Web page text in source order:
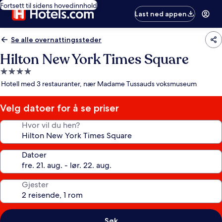
Fortsett til sidens hovedinnhold
Last ned appen
Se alle overnattingssteder
Hilton New York Times Square
Overnattingssted
med
stjerner
Hotell med 3 restauranter, nær Madame Tussauds voksmuseum
Velg datoer for å se priser
Hvor vil du hen?
Datoer
Gjester